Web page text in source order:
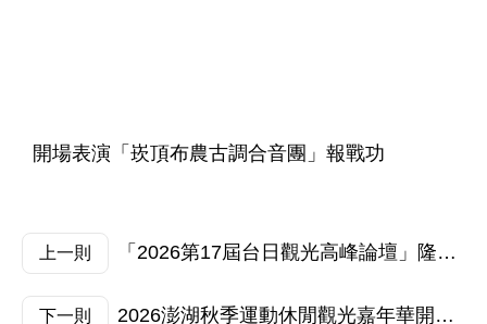
開場表演「崁頂布農古調合音團」報戰功
上一則 「2026第17屆台日觀光高峰論壇」隆重登場 魅力山城苗栗點亮慢旅深遊驚豔台日！
下一則 2026澎湖秋季運動休閒觀光嘉年華開跑，歡迎一起用雙腳BIKE訪世界最美麗海灣